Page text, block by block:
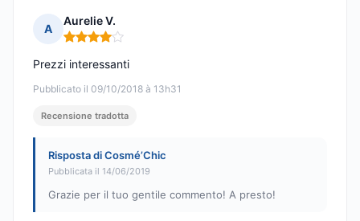
A
Aurelie V.
Nota: 4 su 5
Pubblicato il 09/10/2018 à 13h31
Prezzi interessanti
Recensione tradotta
Risposta di Cosmé’Chic
Pubblicata il 14/06/2019
Grazie per il tuo gentile commento! A presto!